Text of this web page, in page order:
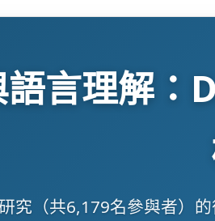
語言理解
究（共6,179名參與者）